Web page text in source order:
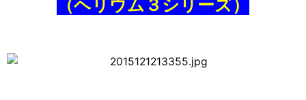
（ヘリウム３シリーズ）